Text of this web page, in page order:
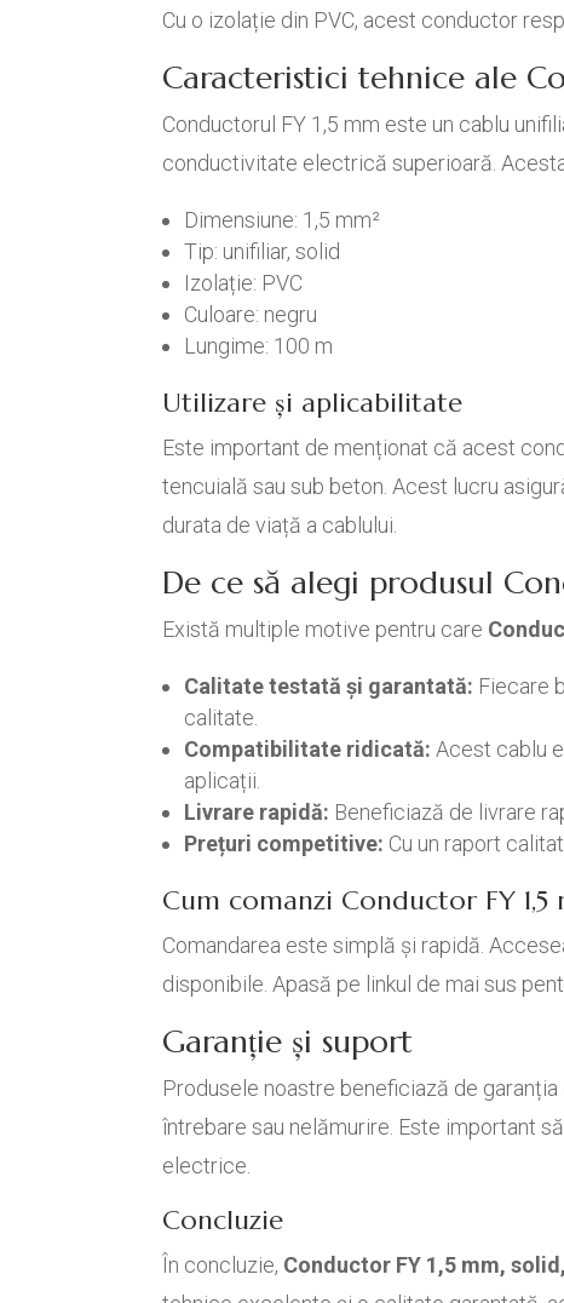
Cu o izolație din PVC, acest conductor
Caracteristici tehnice ale
Conductorul FY 1,5 mm este un cablu
conductivitate electrică superioară.
Dimensiune: 1,5 mm²
Tip: unifiliar, solid
Izolație: PVC
Culoare: negru
Lungime: 100 m
Utilizare și aplicabilitate
Este important de menționat că acest
tencuială sau sub beton. Acest lucru
durata de viață a cablului.
De ce să alegi produsul
Există multiple motive pentru care
Calitate testată și garantată: Fiecare
calitate.
Compatibilitate ridicată: Acest cablu
aplicații.
Livrare rapidă: Beneficiază de livrare
Prețuri competitive: Cu un raport
Cum comanzi Conductor FY 1,5
Comandarea este simplă și rapidă.
disponibile. Apasă pe linkul de mai sus
Garanție și suport
Produsele noastre beneficiază de
întrebare sau nelămurire. Este important
electrice.
Concluzie
În concluzie, Conductor FY 1,5 mm,